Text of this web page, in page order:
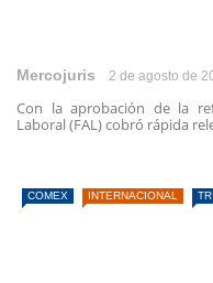
Mercojuris 2 de agosto de
Con la aprobación de la
Laboral (FAL) cobró rápida
COMEX INTERNACIONAL